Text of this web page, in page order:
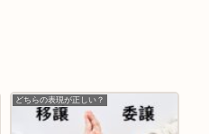
どちらの表現が正しい？